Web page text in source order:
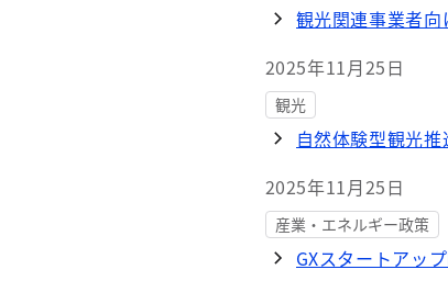
観光関連事業者
2025年11月25日
観光
自然体験型観光
2025年11月25日
産業・エネルギー政策
GXスタートアッ